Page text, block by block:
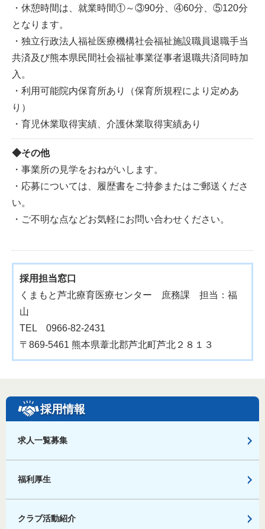
・休憩時間は、就業時間①～③90分、④60分、⑤120分
となります。
・独立行政法人福祉医療機構社会福祉施設職員退職手当
共済及び熊本県民間社会福祉事業従事者退職共済同時加
入。
・利用可能院内保育所あり（保育所規程により定めあ
り）
・育児休業取得実績、介護休業取得実績あり
その他
・事業所の見学をおねがいします。
・応募については、履歴書をご持参またはご郵送くださ
い。
・ご不明な点などお気軽にお問い合わせください。
採用担当窓口
くまもと芦北療育医療センター 庶務課 担当：福
山
TEL 0966-82-2431
〒869-5461 熊本県葦北郡芦北町芦北２８１３
採用情報
求人一覧募集
福利厚生
クラブ活動紹介